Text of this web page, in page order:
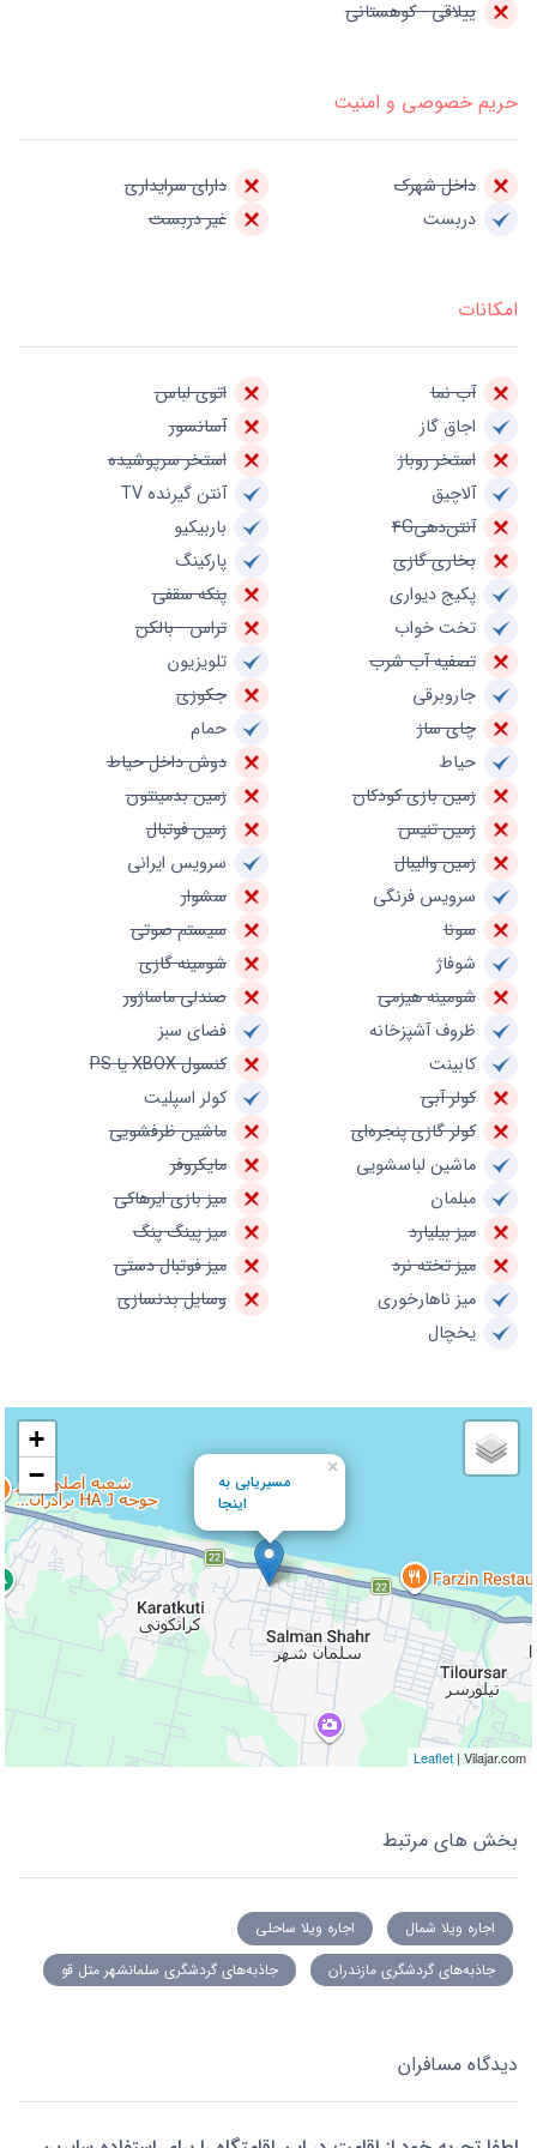
ییلاقی - کوهستانی
حریم خصوصی و امنیت
داخل شهرک
دارای سرایداری
دربست
غیر دربست
امکانات
آب نما
اتوی لباس
اجاق گاز
آسانسور
استخر روباز
استخر سرپوشیده
آلاچیق
آنتن گیرنده TV
آنتن‌دهی4G
باربیکیو
بخاری گازی
پارکینگ
پکیج دیواری
پنکه سقفی
تخت خواب
تراس - بالکن
تصفیه آب شرب
تلویزیون
جاروبرقی
جکوزی
چای ساز
حمام
حیاط
دوش داخل حیاط
زمین بازی کودکان
زمین بدمینتون
زمین تنیس
زمین فوتبال
زمین والیبال
سرویس ایرانی
سرویس فرنگی
سشوار
سونا
سیستم صوتی
شوفاژ
شومینه گازی
شومینه هیزمی
صندلی ماساژور
ظروف آشپزخانه
فضای سبز
کابینت
کنسول XBOX یا PS
کولر آبی
کولر اسپلیت
کولر گازی پنجره‌ای
ماشین ظرفشویی
ماشین لباسشویی
مایکروفر
مبلمان
میز بازی ایرهاکی
میز بیلیارد
میز پینگ پنگ
میز تخته نرد
میز فوتبال دستی
میز ناهارخوری
وسایل بدنسازی
یخچال
مسیریابی به
اینجا
×
+
−
Leaflet| Vilajar.com
بخش های مرتبط
اجاره ویلا شمال
اجاره ویلا ساحلی
جاذبه‌های گردشگری مازندران
جاذبه‌های گردشگری سلمانشهر متل قو
دیدگاه مسافران